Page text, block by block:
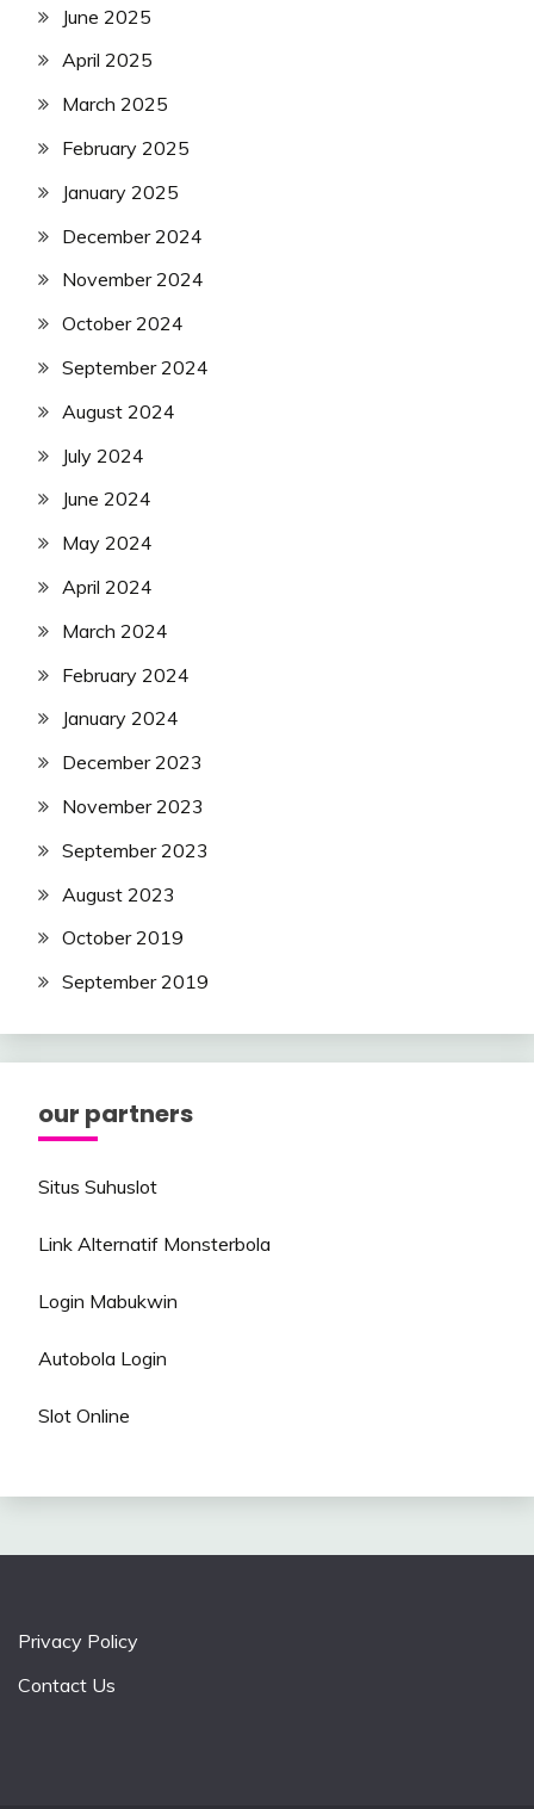
June 2025
April 2025
March 2025
February 2025
January 2025
December 2024
November 2024
October 2024
September 2024
August 2024
July 2024
June 2024
May 2024
April 2024
March 2024
February 2024
January 2024
December 2023
November 2023
September 2023
August 2023
October 2019
September 2019
our partners
Situs Suhuslot
Link Alternatif Monsterbola
Login Mabukwin
Autobola Login
Slot Online
Privacy Policy
Contact Us